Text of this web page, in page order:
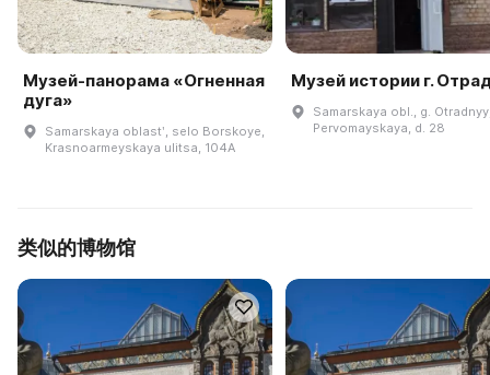
Музей-панорама «Огненная
дуга»
Samarskaya oblastʹ, selo Borskoye,
Krasnoarmeyskaya ulitsa, 104A
Музей истории г.
Samarskaya obl., g.
Pervomayskaya, d. 28
类似的博物馆